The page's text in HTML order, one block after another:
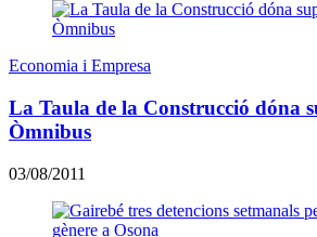
Economia i Empresa
La Taula de la Construcció dóna
Òmnibus
03/08/2011